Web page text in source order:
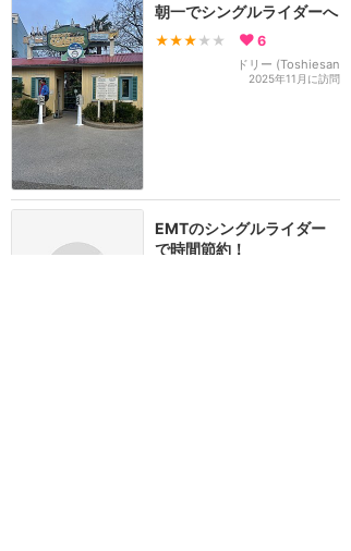
朝一でシングルライダーへ
★★★ ★★ 6
ドリー (Toshiesan
2025年11月に訪問
EMTのシングルライダー
で時間節約！